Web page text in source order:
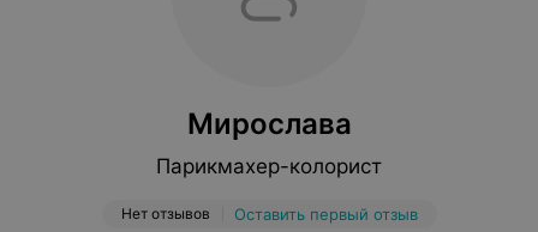
Мирослава
Парикмахер-колорист
Нет отзывов Оставить первый отзыв